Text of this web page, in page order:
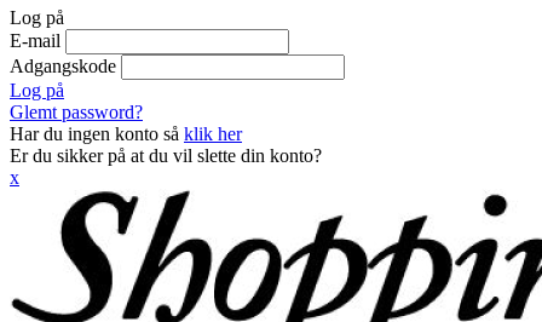
Log på
E-mail
Adgangskode
Log på
Glemt password?
Har du ingen konto så klik her
Er du sikker på at du vil slette din konto?
x